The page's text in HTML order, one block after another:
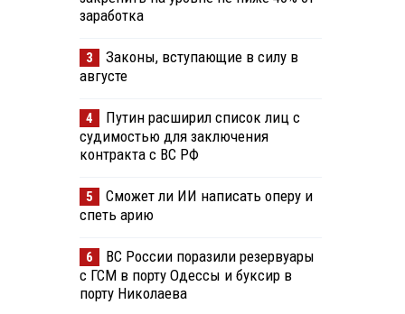
заработка
3
Законы, вступающие в силу в
августе
4
Путин расширил список лиц с
судимостью для заключения
контракта с ВС РФ
5
Сможет ли ИИ написать оперу и
спеть арию
6
ВС России поразили резервуары
с ГСМ в порту Одессы и буксир в
порту Николаева